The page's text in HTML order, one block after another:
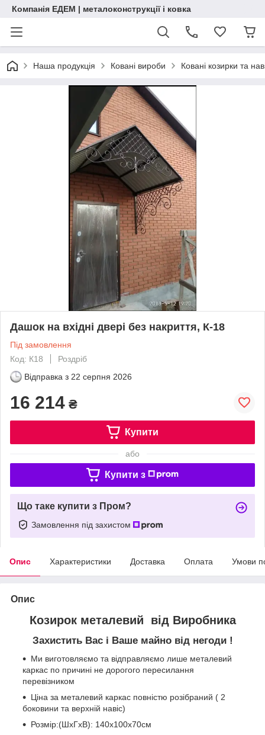
Компанія ЕДЕМ | металоконструкції і ковка
Наша продукція Ковані вироби Ковані козирки та
Дашок на вхідні двері без накриття, К-18
Під замовлення
Код: К18
Роздріб
Відправка з 22 серпня 2026
16 214 ₴
Купити
або
Купити з
Що таке купити з Пром?
Замовлення під захистом
Опис Характеристики Доставка Оплата Умови
Опис
Козирок металевий від Виробника
Захистить Вас і Ваше майно від негоди !
Ми виготовляємо та відправляємо лише металевий
каркас по причині не дорогого пересилання
перевізником
Ціна за металевий каркас повністю розібраний ( 2
боковини та верхній навіс)
Розмір:(ШхГхВ): 140х100х70см